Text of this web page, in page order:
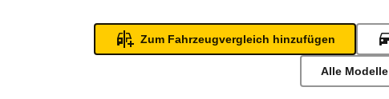
Zum Fahrzeugvergleich hinzufügen
Alle Modelle